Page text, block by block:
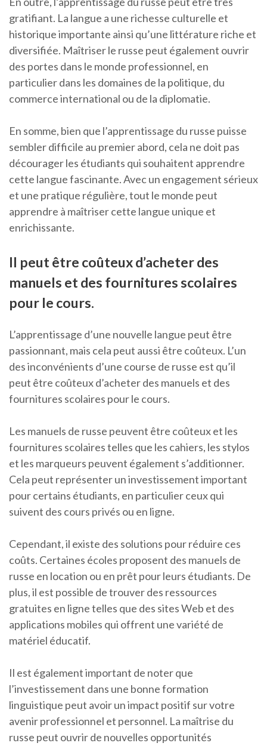
gratifiant. La langue a une richesse culturelle et
historique importante ainsi qu’une littérature riche et
diversifiée. Maîtriser le russe peut également ouvrir
des portes dans le monde professionnel, en
particulier dans les domaines de la politique, du
commerce international ou de la diplomatie.
En somme, bien que l’apprentissage du russe puisse
sembler difficile au premier abord, cela ne doit pas
décourager les étudiants qui souhaitent apprendre
cette langue fascinante. Avec un engagement sérieux
et une pratique régulière, tout le monde peut
apprendre à maîtriser cette langue unique et
enrichissante.
Il peut être coûteux d’acheter des
manuels et des fournitures scolaires
pour le cours.
L’apprentissage d’une nouvelle langue peut être
passionnant, mais cela peut aussi être coûteux. L’un
des inconvénients d’une course de russe est qu’il
peut être coûteux d’acheter des manuels et des
fournitures scolaires pour le cours.
Les manuels de russe peuvent être coûteux et les
fournitures scolaires telles que les cahiers, les stylos
et les marqueurs peuvent également s’additionner.
Cela peut représenter un investissement important
pour certains étudiants, en particulier ceux qui
suivent des cours privés ou en ligne.
Cependant, il existe des solutions pour réduire ces
coûts. Certaines écoles proposent des manuels de
russe en location ou en prêt pour leurs étudiants. De
plus, il est possible de trouver des ressources
gratuites en ligne telles que des sites Web et des
applications mobiles qui offrent une variété de
matériel éducatif.
Il est également important de noter que
l’investissement dans une bonne formation
linguistique peut avoir un impact positif sur votre
avenir professionnel et personnel. La maîtrise du
russe peut ouvrir de nouvelles opportunités